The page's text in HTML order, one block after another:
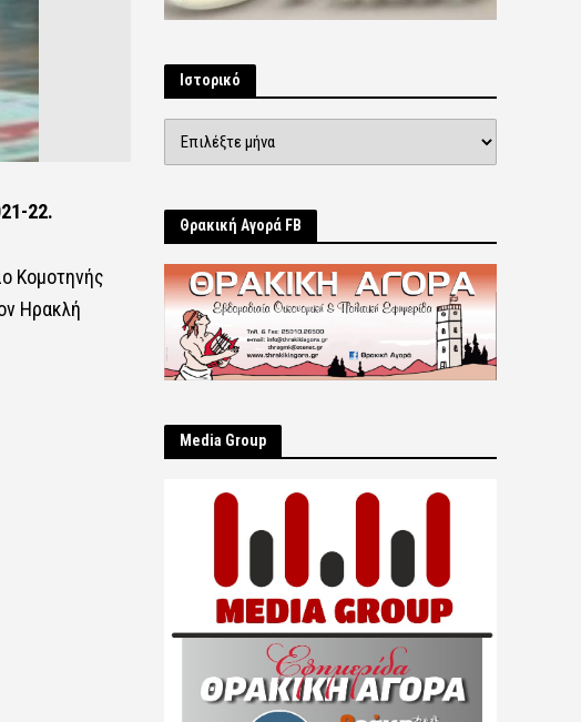
22.
Κομοτηνής
Ηρακλή
Ιστορικό
Θρακική Αγορά FB
Μedia Group